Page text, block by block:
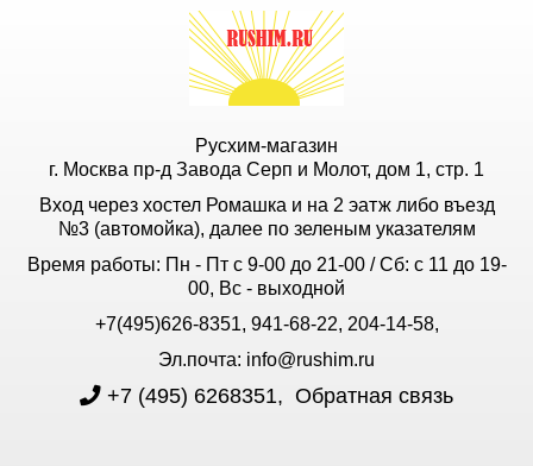
Русхим-магазин
г. Москва пр-д Завода Серп и Молот, дом 1, стр. 1
Вход через хостел Ромашка и на 2 эатж либо въезд
№3 (автомойка), далее по зеленым указателям
Время работы: Пн - Пт с 9-00 до 21-00 / Сб: с 11 до 19-
00, Вс - выходной
+7(495)626-8351, 941-68-22, 204-14-58,
Эл.почта: info@rushim.ru
+7 (495) 6268351, Обратная связь